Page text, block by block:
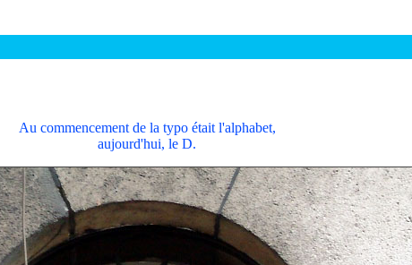
Au commencement de la typo était l'alphabet,
aujourd'hui, le D.